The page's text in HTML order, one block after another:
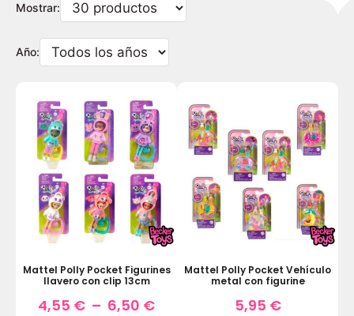
Mostrar:
Año:
Mattel Polly Pocket Figurines
llavero con clip 13cm
4,55 € – 6,50 €
Mattel Polly Pocket Vehículo
metal con figurine
5,95 €